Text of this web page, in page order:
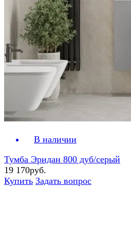
В наличии
Тумба Эридан 800 дуб/серый
19 170руб.
Купить Задать вопрос